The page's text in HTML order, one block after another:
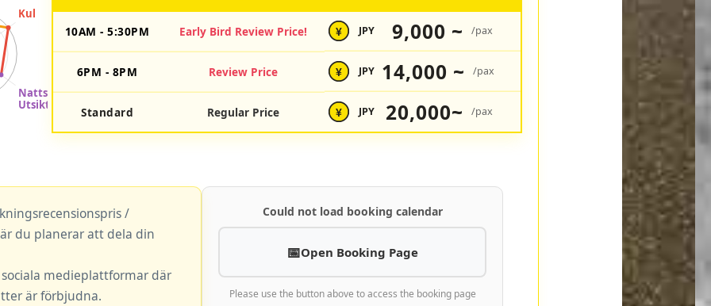
10AM - 5:30PM Early Bird Review Price! ¥ JPY 9,000 ~ /pax
6PM - 8PM Review Price ¥ JPY 14,000 ~ /pax
Standard Regular Price ¥ JPY 20,000~ /pax
/
du planerar att dela din
medieplattformar där
är förbjudna.
Could not load booking calendar
Open Booking Page
Please use the button above to access the booking page